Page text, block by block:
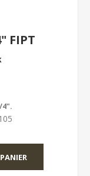
FIPT
4".